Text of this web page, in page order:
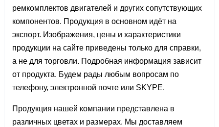
ремкомплектов двигателей и других сопутствующих
компонентов. Продукция в основном идёт на
экспорт. Изображения, цены и характеристики
продукции на сайте приведены только для справки,
а не для торговли. Подробная информация зависит
от продукта. Будем рады любым вопросам по
телефону, электронной почте или SKYPE.
Продукция нашей компании представлена ​​в
различных цветах и ​​размерах. Мы доставляем